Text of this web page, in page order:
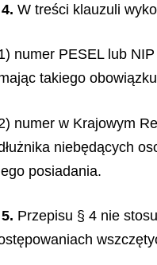
W treści klauzuli
numer PESEL lub
takiego
numer w Krajowym
niebędących
posiadania.
Przepisu § 4 nie